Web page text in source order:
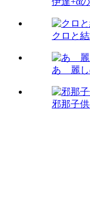
クロと
あゝ麗
邪那子